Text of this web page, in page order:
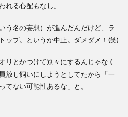
れる心配もなし。
う名の妄想）が進んだんだけど、ラ
ップ。というか中止。ダメダメ！(笑)
リとかつけて別々にするんじゃなく
放し飼いにしようとしてたから「一
てない可能性あるな」と。